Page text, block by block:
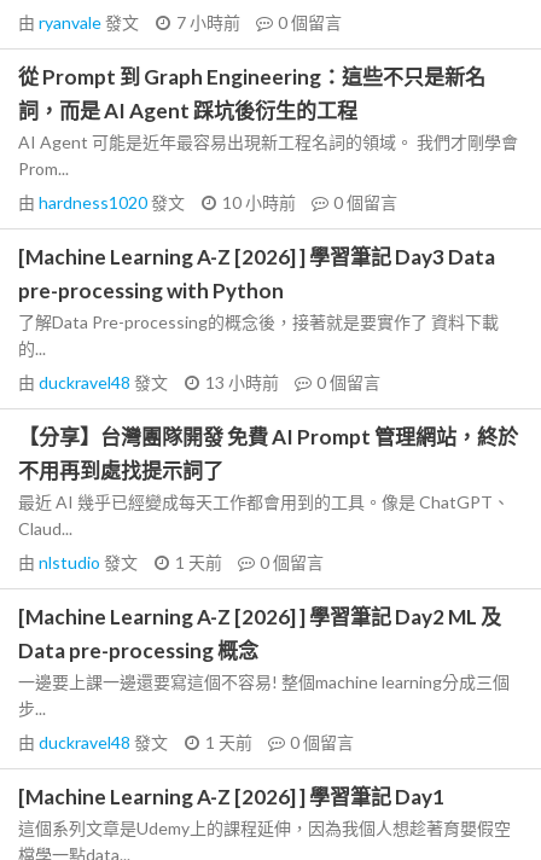
由 ryanvale發文 7 小時前 0個留言
從 Prompt 到 Graph Engineering：這些不只是新名
詞，而是 AI Agent 踩坑後衍生的工程
AI Agent 可能是近年最容易出現新工程名詞的領域。 我們才剛學會
Prom...
由 hardness1020發文 10 小時前 0個留言
[Machine Learning A-Z [2026] ] 學習筆記 Day3 Data
pre-processing with Python
了解Data Pre-processing的概念後，接著就是要實作了 資料下載
的...
由 duckravel48 發文 13 小時前 0個留言
【分享】台灣團隊開發 免費 AI Prompt 管理網站，終於
不用再到處找提示詞了
最近 AI 幾乎已經變成每天工作都會用到的工具。像是 ChatGPT、
Claud...
由 nlstudio 發文 1 天前 0個留言
[Machine Learning A-Z [2026] ] 學習筆記 Day2 ML 及
Data pre-processing 概念
一邊要上課一邊還要寫這個不容易! 整個machine learning分成三個
步...
由 duckravel48 發文 1 天前 0個留言
[Machine Learning A-Z [2026] ] 學習筆記 Day1
這個系列文章是Udemy上的課程延伸，因為我個人想趁著育嬰假空
檔學一點data...